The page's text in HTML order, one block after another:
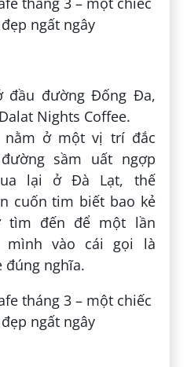
đầu đường Đống Đa,
Nights Coffee.
nằm ở một vị trí đắc
sầm uất ngợp
lại ở Đà Lạt, thế
cuốn tim biết bao kẻ
tìm đến để một lần
mình vào cái gọi là
đúng nghĩa.